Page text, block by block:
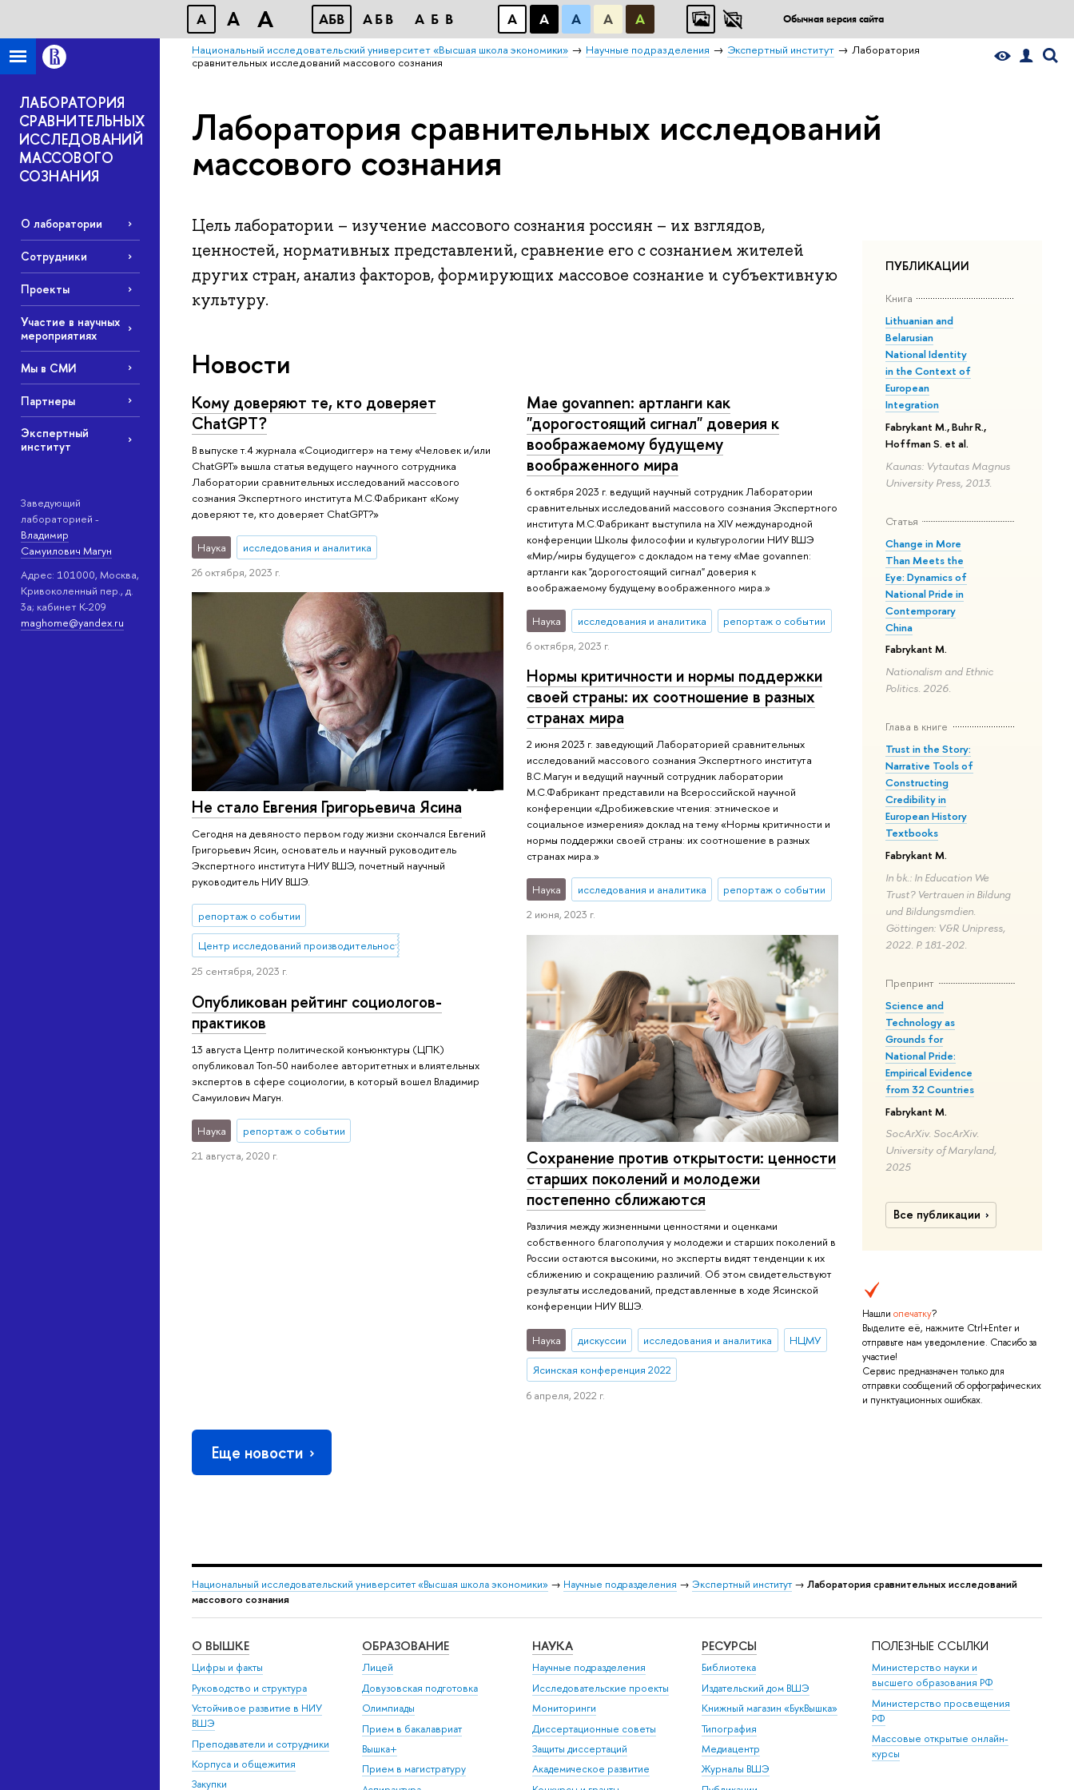
A A A АБВ АБВ АБВ А А А А А Обычная версия сайта
Национальный исследовательский университет «Высшая школа экономики» Научные подразделения Экспертный институт
Лаборатория
сравнительных исследований массового сознания
ЛАБОРАТОРИЯ
СРАВНИТЕЛЬНЫХ
ИССЛЕДОВАНИЙ
МАССОВОГО
СОЗНАНИЯ
О лаборатории
Сотрудники
Проекты
Участие в научных
мероприятиях
Мы в СМИ
Партнеры
Экспертный
институт
Заведующий
лабораторией -
Владимир
Самуилович Магун
Адрес: 101000, Москва,
Кривоколенный пер., д.
3а; кабинет К-209
maghome@yandex.ru
Лаборатория сравнительных исследований
массового сознания
ПУБЛИКАЦИИ
Книга
Lithuanian and
Belarusian
National Identity
in the Context of
European
Integration
Fabrykant M., Buhr R.,
Hoffman S. et al.
Kaunas: Vytautas Magnus
University Press, 2013.
Статья
Change in More
Than Meets the
Eye: Dynamics of
National Pride in
Contemporary
China
Fabrykant M.
Nationalism and Ethnic
Politics. 2026.
Глава в книге
Trust in the Story:
Narrative Tools of
Constructing
Credibility in
European History
Textbooks
Fabrykant M.
In bk.: In Education We
Trust? Vertrauen in Bildung
und Bildungsmdien.
Göttingen: V&R Unipress,
2022. P. 181-202.
Препринт
Science and
Technology as
Grounds for
National Pride:
Empirical Evidence
from 32 Countries
Fabrykant M.
SocArXiv. SocArXiv.
University of Maryland,
2025
Все публикации
Нашли опечатку?
Выделите её, нажмите Ctrl+Enter и
отправьте нам уведомление. Спасибо за
участие!
Сервис предназначен только для
отправки сообщений об орфографических
и пунктуационных ошибках.
Цель лаборатории – изучение массового сознания россиян – их взглядов,
ценностей, нормативных представлений, сравнение его с сознанием жителей
других стран, анализ факторов, формирующих массовое сознание и субъективную
культуру.
Новости
Кому доверяют те, кто доверяет
ChatGPT?
В выпуске т.4 журнала «Социодиггер» на тему «Человек и/или
ChatGPT» вышла статья ведущего научного сотрудника
Лаборатории сравнительных исследований массового
сознания Экспертного института М.С.Фабрикант «Кому
доверяют те, кто доверяет ChatGPT?»
Наука
исследования и аналитика
26 октября, 2023 г.
Mae govannen: артланги как
"дорогостоящий сигнал" доверия к
воображаемому будущему
воображенного мира
6 октября 2023 г. ведущий научный сотрудник Лаборатории
сравнительных исследований массового сознания Экспертного
института М.С.Фабрикант выступила на XIV международной
конференции Школы философии и культурологии НИУ ВШЭ
«Мир/миры будущего» с докладом на тему «Mae govannen:
артланги как "дорогостоящий сигнал" доверия к
воображаемому будущему воображенного мира.»
Наука исследования и аналитика
репортаж о событии
6 октября, 2023 г.
Не стало Евгения Григорьевича Ясина
Сегодня на девяносто первом году жизни скончался Евгений
Григорьевич Ясин, основатель и научный руководитель
Экспертного института НИУ ВШЭ, почетный научный
руководитель НИУ ВШЭ.
репортаж о событии
Центр исследований производительности
25 сентября, 2023 г.
Нормы критичности и нормы поддержки
своей страны: их соотношение в разных
странах мира
2 июня 2023 г. заведующий Лабораторией сравнительных
исследований массового сознания Экспертного института
В.С.Магун и ведущий научный сотрудник лаборатории
М.С.Фабрикант представили на Всероссийской научной
конференции «Дробижевские чтения: этническое и
социальное измерения» доклад на тему «Нормы критичности и
нормы поддержки своей страны: их соотношение в разных
странах мира.»
Наука исследования и аналитика
репортаж о событии
2 июня, 2023 г.
Сохранение против открытости: ценности
старших поколений и молодежи
постепенно сближаются
Различия между жизненными ценностями и оценками
собственного благополучия у молодежи и старших поколений в
России остаются высокими, но эксперты видят тенденции к их
сближению и сокращению различий. Об этом свидетельствуют
результаты исследований, представленные в ходе Ясинской
конференции НИУ ВШЭ.
Наука дискуссии исследования и аналитика НЦМУ
Ясинская конференция 2022
6 апреля, 2022 г.
Опубликован рейтинг социологов-
практиков
13 августа Центр политической конъюнктуры (ЦПК)
опубликовал Топ-50 наиболее авторитетных и влиятельных
экспертов в сфере социологии, в который вошел Владимир
Самуилович Магун.
Наука
репортаж о событии
21 августа, 2020 г.
Еще новости
Национальный исследовательский университет «Высшая школа экономики» → Научные подразделения → Экспертный институт→ Лаборатория сравнительных исследований
массового сознания
О ВЫШКЕ
Цифры и факты
Руководство и структура
Устойчивое развитие в НИУ
ВШЭ
Преподаватели и сотрудники
Корпуса и общежития
Закупки
ОБРАЗОВАНИЕ
Лицей
Довузовская подготовка
Олимпиады
Прием в бакалавриат
Вышка+
Прием в магистратуру
НАУКА
Научные подразделения
Исследовательские проекты
Мониторинги
Диссертационные советы
Защиты диссертаций
Академическое развитие
РЕСУРСЫ
Библиотека
Издательский дом ВШЭ
Книжный магазин «БукВышка»
Типография
Медиацентр
Журналы ВШЭ
ПОЛЕЗНЫЕ ССЫЛКИ
Министерство науки и
высшего образования РФ
Министерство просвещения
РФ
Массовые открытые онлайн-
курсы